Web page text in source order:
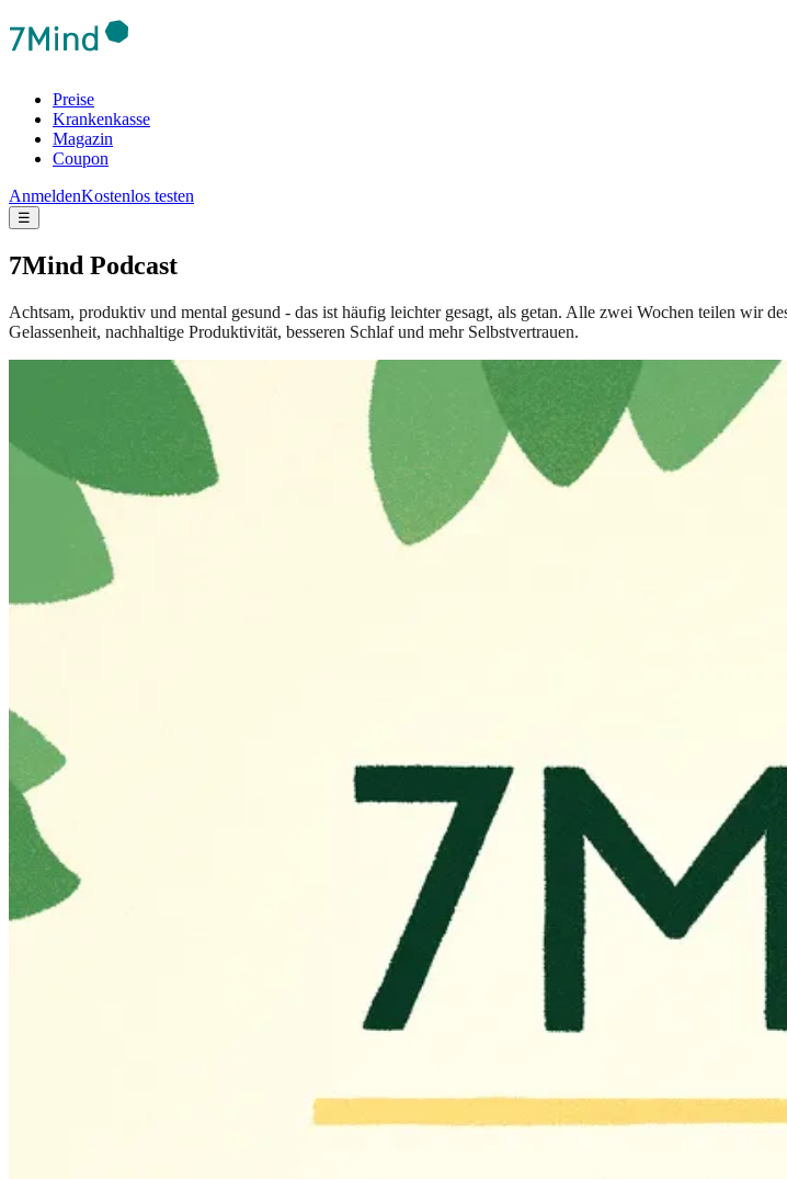
Preise
Krankenkasse
Magazin
Coupon
AnmeldenKostenlos testen
☰
7Mind Podcast
Achtsam, produktiv und mental gesund - das ist häufig leichter gesagt, als getan. Alle zwei Wochen teilen wir
Gelassenheit, nachhaltige Produktivität, besseren Schlaf und mehr Selbstvertrauen.